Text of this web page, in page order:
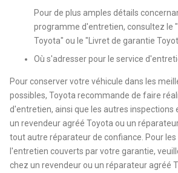
Pour de plus amples détails
programme d'entretien, consultez le
Toyota" ou le "Livret de garantie
Où s'adresser pour le service
Pour conserver votre véhicule dans les
possibles, Toyota recommande de faire
d'entretien, ainsi que les autres inspections
un revendeur agréé Toyota ou un
tout autre réparateur de confiance. Pour
l'entretien couverts par votre garantie,
chez un revendeur ou un réparateur agréé